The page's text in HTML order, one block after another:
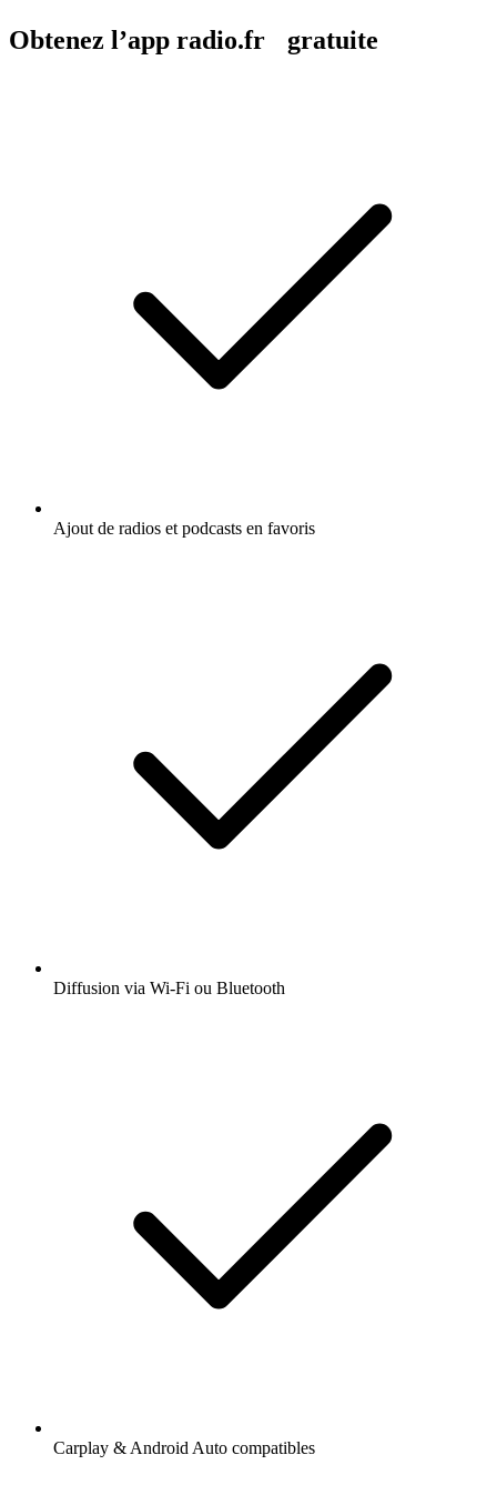
Obtenez l’app radio.fr gratuite
Ajout de radios et podcasts en favoris
Diffusion via Wi-Fi ou Bluetooth
Carplay & Android Auto compatibles